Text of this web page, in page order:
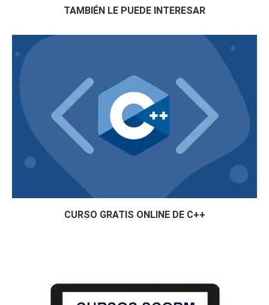
TAMBIÉN LE PUEDE INTERESAR
CURSO GRATIS ONLINE DE C++